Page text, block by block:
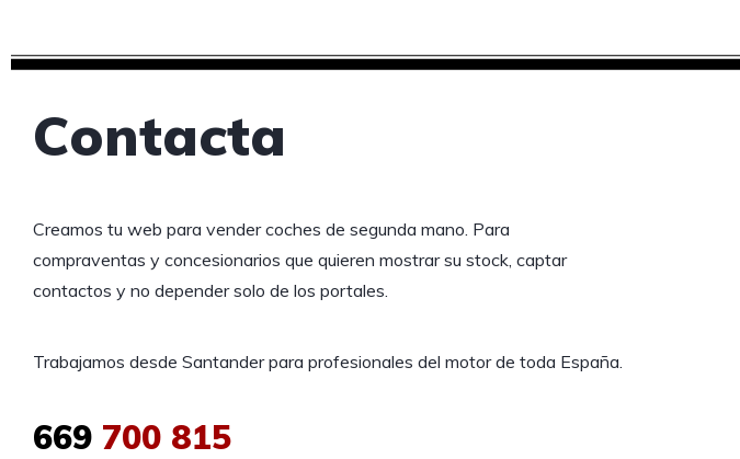
Contacta
Creamos tu web para vender coches de segunda mano. Para
compraventas y concesionarios que quieren mostrar su stock, captar
contactos y no depender solo de los portales.
Trabajamos desde Santander para profesionales del motor de toda España.
669 700 815